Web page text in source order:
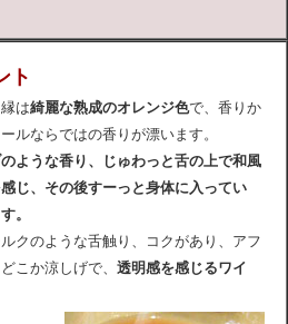
ト
は綺麗な熟成のオレンジ色で、香りか
ルならではの香りが漂います。
ような香り、じゅわっと舌の上で和風
じ、その後すーっと身体に入ってい
。
クのような舌触り、コクがあり、アフ
こか涼しげで、 透明感を感じるワイ